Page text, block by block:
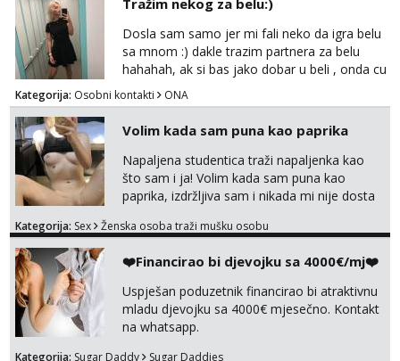
dostupna radnim danom (vikendi i noći su za
obitelj) - vodiš brigu o zdravlju i koristiš
zaštitu Ne javljajte se: - debele - frajeri i
paro...
Tražim nekog za belu:)
Dosla sam samo jer mi fali neko da igra belu
sa mnom :) dakle trazim partnera za belu
hahahah, ak si bas jako dobar u beli , onda cu
razmislit za dalje Klikni na link ispod i nadji me
tamo, cekam te!
Kategorija: Osobni kontakti ONA
Volim kada sam puna kao paprika
Napaljena studentica traži napaljenka kao
što sam i ja! Volim kada sam puna kao
paprika, izdržljiva sam i nikada mi nije dosta
bilo kad i bilo gdje zato se javi što prije da
tamo, cekam te!
Kategorija: Sex Ženska osoba traži mušku osobu
❤️Financirao bi djevojku sa 4000€/mj❤️
Uspješan poduzetnik financirao bi atraktivnu
mladu djevojku sa 4000€ mjesečno. Kontakt
na whatsapp.
Kategorija: Sugar Daddy Sugar Daddies